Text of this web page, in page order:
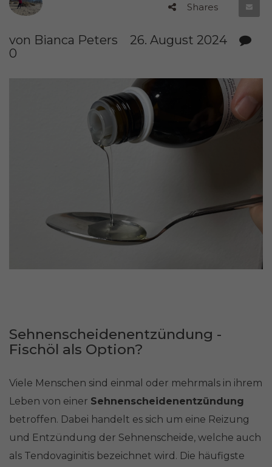
Shares
von Bianca Peters
26. August 2024
0
Sehnenscheidenentzündung -
Fischöl als Option?
Viele Menschen sind einmal oder mehrmals in ihrem
Leben von einer Sehnenscheidenentzündung
betroffen. Dabei handelt es sich um eine Reizung
und Entzündung der Sehnenscheide, welche auch
als Tendovaginitis bezeichnet wird. Die häufigste